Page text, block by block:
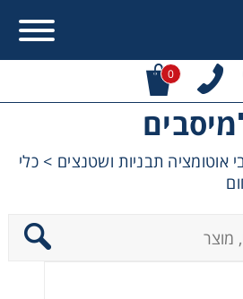
0
אוטומציה תבניות ושטנצים > כלי
Contact
מחיר או מידע עבור: